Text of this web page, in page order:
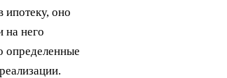
оно
на него
определенные